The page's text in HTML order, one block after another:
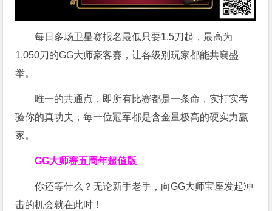
每日多场卫星赛报名最低只要1.5刀起，最高为
1,050刀的GG大师豪客赛，让各级别玩家都能共襄盛
举。
唯一的共通点，即所有比赛都是一条命，实打实考
验你的真功夫，每一位冠军都是含金量极高的硬实力赢
家。
GG大师赛五周年超值版
你还等什么？无论新手老手，向GG大师宝座发起冲
击的机会就在此时！